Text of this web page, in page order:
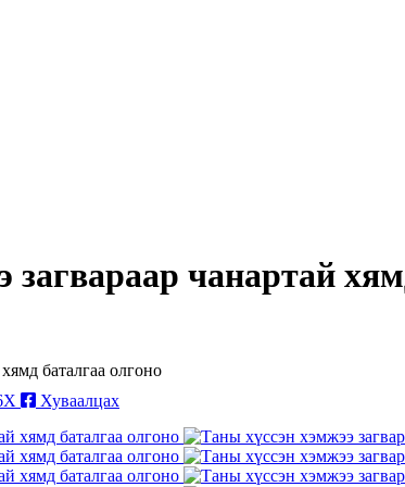
загвараар чанартай
баталгаа олгоно
Хуваалцах